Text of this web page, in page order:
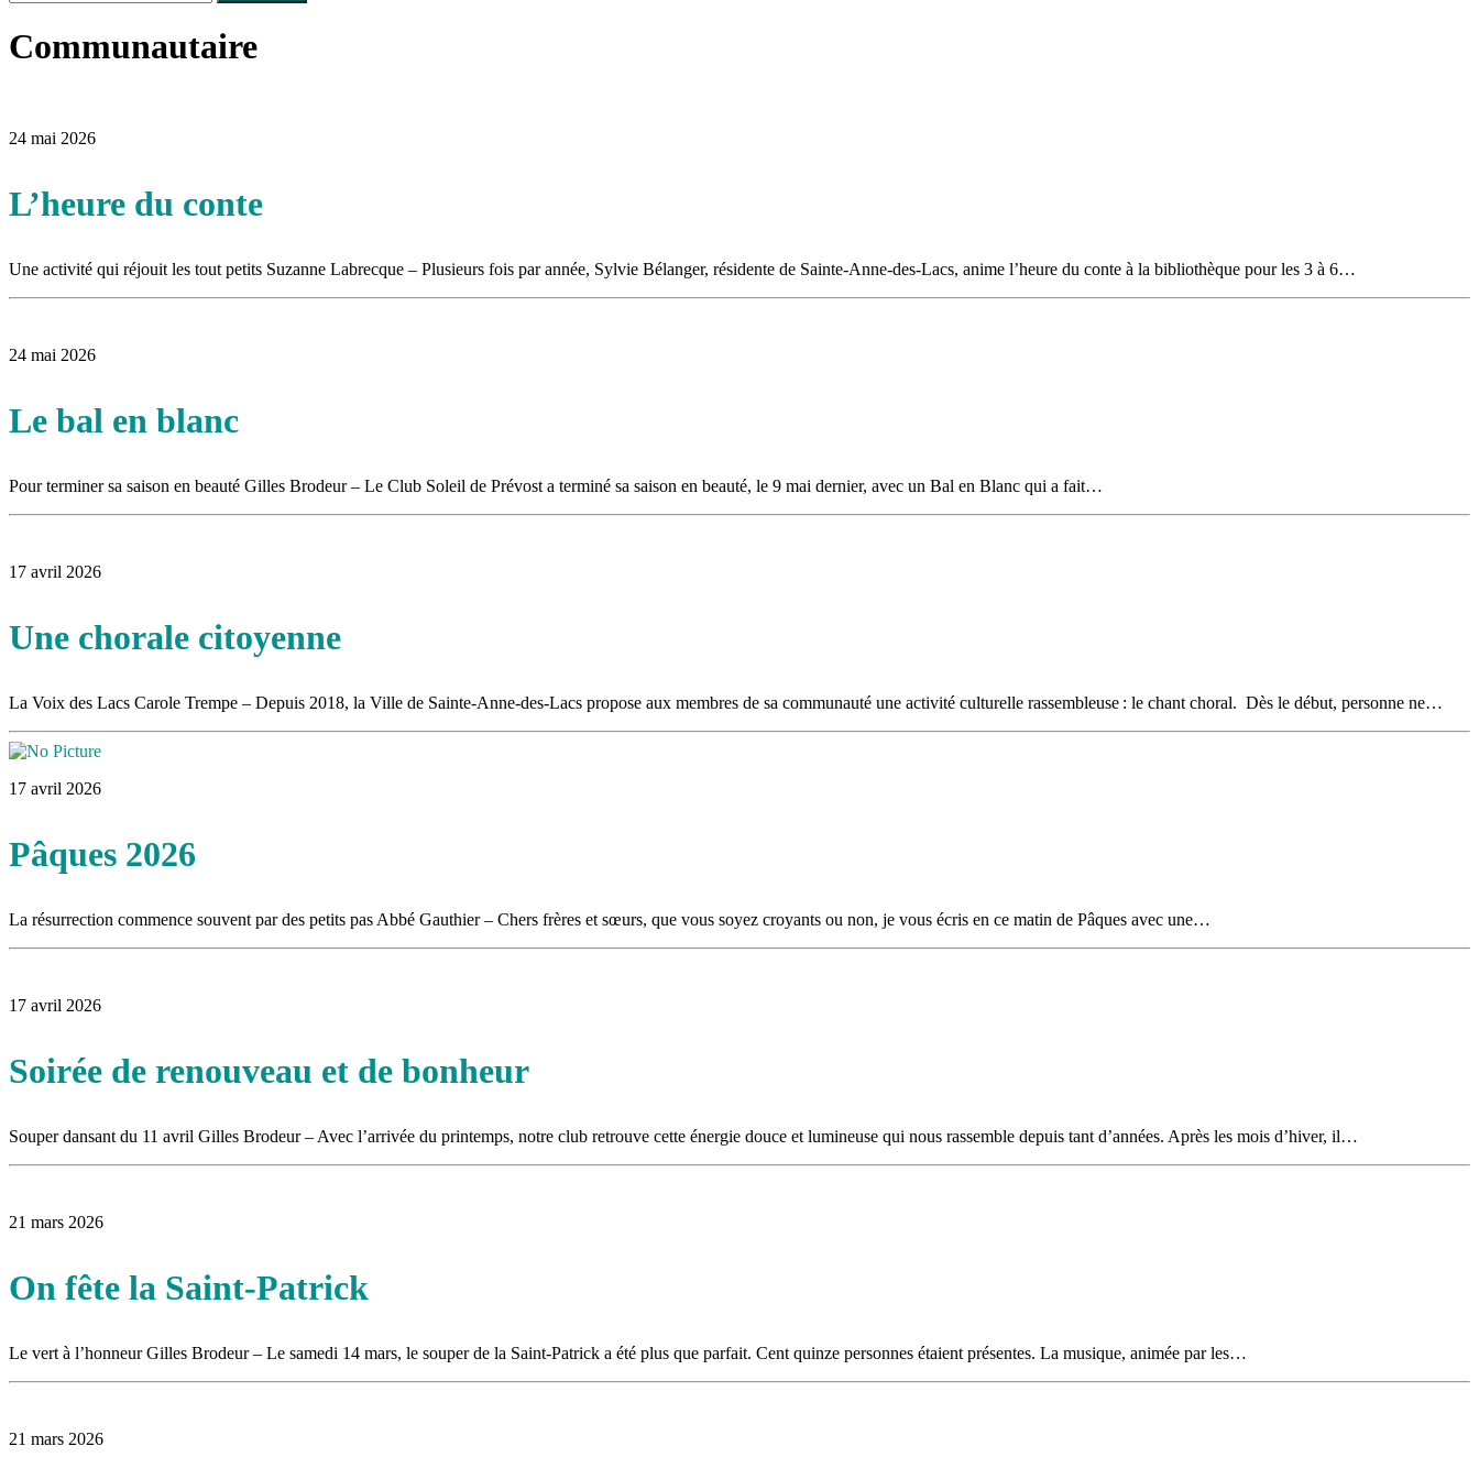
Fantaisie et créativité en mode jeunesse
16 juillet 2026 | Une Saint-Jean rassembleuse
16 juillet 2026
Communautaire
24 mai 2026
L’heure du conte
Une activité qui réjouit les tout petits Suzanne Labrecque – Plusieurs fois par année, Sylvie Bélanger, résidente de Sainte-Anne-des-Lacs, anime l’heure du conte à la bibliothèque pour les 3 à 6…
24 mai 2026
Le bal en blanc
Pour terminer sa saison en beauté Gilles Brodeur – Le Club Soleil de Prévost a terminé sa saison en beauté, le 9 mai dernier, avec un Bal en Blanc qui a fait…
17 avril 2026
Une chorale citoyenne
La Voix des Lacs Carole Trempe – Depuis 2018, la Ville de Sainte-Anne-des-Lacs propose aux membres de sa communauté une activité culturelle rassembleuse : le chant choral. Dès le début, personne ne…
17 avril 2026
Pâques 2026
La résurrection commence souvent par des petits pas Abbé Gauthier – Chers frères et sœurs, que vous soyez croyants ou non, je vous écris en ce matin de Pâques avec une…
17 avril 2026
Soirée de renouveau et de bonheur
Souper dansant du 11 avril Gilles Brodeur – Avec l’arrivée du printemps, notre club retrouve cette énergie douce et lumineuse qui nous rassemble depuis tant d’années. Après les mois d’hiver, il…
21 mars 2026
On fête la Saint-Patrick
Le vert à l’honneur Gilles Brodeur – Le samedi 14 mars, le souper de la Saint‑Patrick a été plus que parfait. Cent quinze personnes étaient présentes. La musique, animée par les…
21 mars 2026